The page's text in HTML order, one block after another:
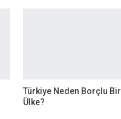
Türkiye Neden Borçlu Bir
Ülke?